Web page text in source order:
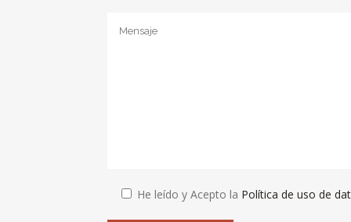
He leído y Acepto la Política de uso de